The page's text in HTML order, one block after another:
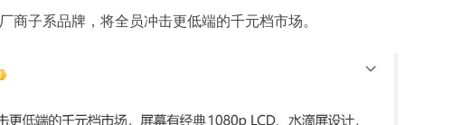
商子系品牌，将全员冲击更低端的千元档市场。